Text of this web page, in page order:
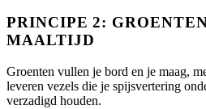
PRINCIPE 2:
MAALTIJD
Groenten vullen je bord en je maag,
leveren vezels die je spijsvertering
verzadigd houden.